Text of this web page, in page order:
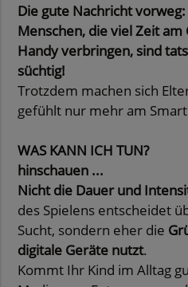
Die gute Nachricht
Menschen, die viel Zeit
Handy verbringen, sind
süchtig!
Trotzdem machen sich
gefühlt nur mehr am
WAS KANN ICH TUN?
hinschauen ...
Nicht die Dauer und
des Spielens entscheidet
Sucht, sondern eher die
digitale Geräte nutzt.
Kommt Ihr Kind im Alltag